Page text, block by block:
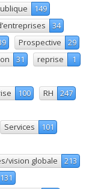
149
34
Prospective
29
31 reprise
1
100 RH
247
Services
101
vision globale
213
131